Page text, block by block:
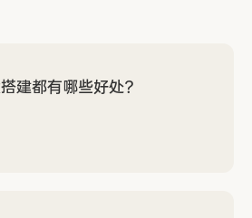
建都有哪些好处？